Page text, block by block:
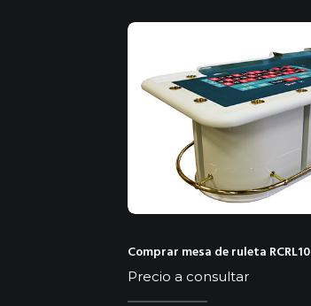
Comprar mesa de ruleta RCRL10
Precio a consultar